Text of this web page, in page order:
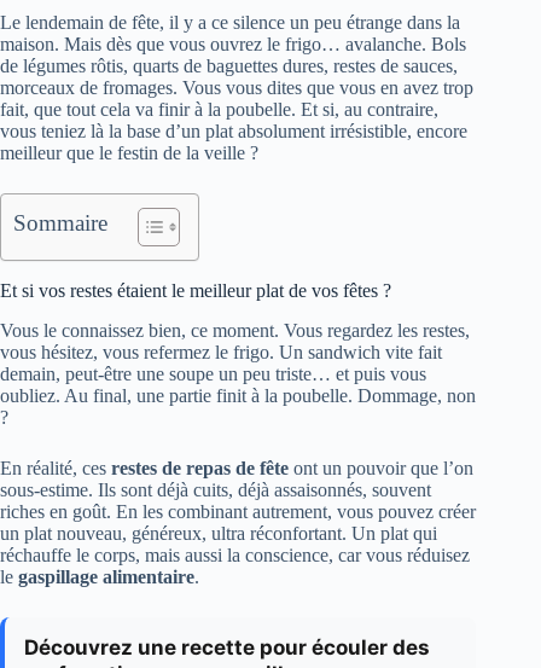
Le lendemain de fête, il y a ce silence un peu étrange dans la
maison. Mais dès que vous ouvrez le frigo… avalanche. Bols
de légumes rôtis, quarts de baguettes dures, restes de sauces,
morceaux de fromages. Vous vous dites que vous en avez trop
fait, que tout cela va finir à la poubelle. Et si, au contraire,
vous teniez là la base d’un plat absolument irrésistible, encore
meilleur que le festin de la veille ?
Sommaire
Et si vos restes étaient le meilleur plat de vos fêtes ?
Vous le connaissez bien, ce moment. Vous regardez les restes,
vous hésitez, vous refermez le frigo. Un sandwich vite fait
demain, peut-être une soupe un peu triste… et puis vous
oubliez. Au final, une partie finit à la poubelle. Dommage, non
?
En réalité, ces restes de repas de fête ont un pouvoir que l’on
sous-estime. Ils sont déjà cuits, déjà assaisonnés, souvent
riches en goût. En les combinant autrement, vous pouvez créer
un plat nouveau, généreux, ultra réconfortant. Un plat qui
réchauffe le corps, mais aussi la conscience, car vous réduisez
le gaspillage alimentaire.
Découvrez une recette pour écouler des